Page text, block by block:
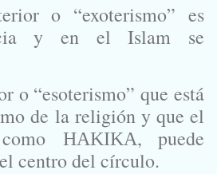
o “exoterismo” es
y en el Islam se
o “esoterismo” que está
de la religión y que el
HAKIKA, puede
centro del círculo.